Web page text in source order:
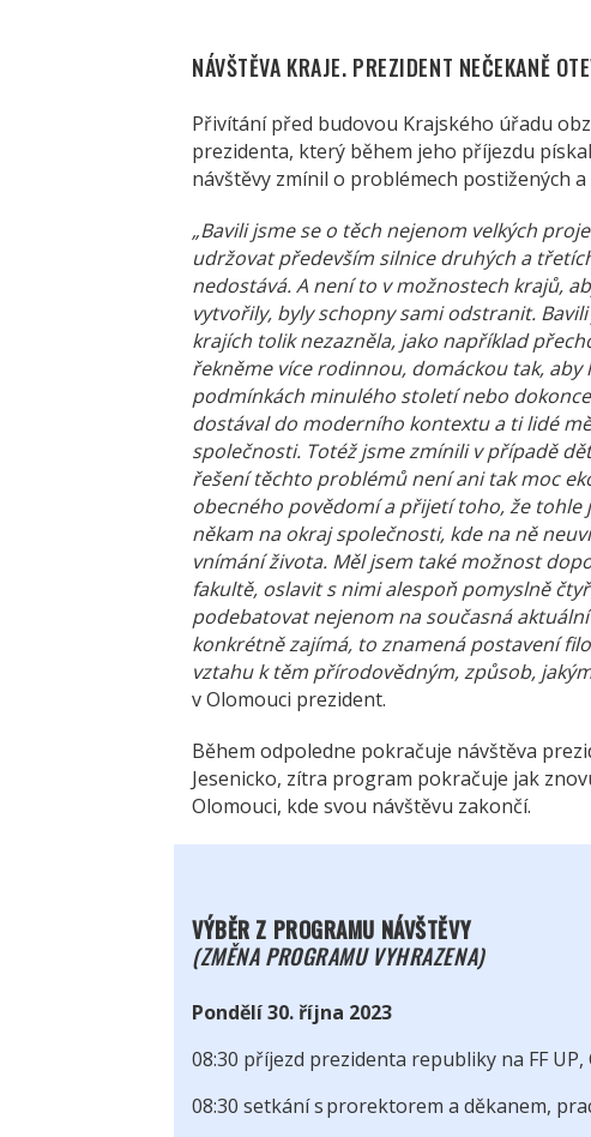
NÁVŠTĚVA KRAJE. PREZIDENT NEČEKANĚ
Přivítání před budovou Krajského úřadu
prezidenta, který během jeho příjezdu
návštěvy zmínil o problémech postižených
„Bavili jsme se o těch nejenom velkých
udržovat především silnice druhých a
nedostává. A není to v možnostech krajů,
vytvořily, byly schopny sami odstranit.
krajích tolik nezazněla, jako například
řekněme více rodinnou, domáckou tak,
podmínkách minulého století nebo
dostával do moderního kontextu a ti lidé
společnosti. Totéž jsme zmínili v případě
řešení těchto problémů není ani tak moc
obecného povědomí a přijetí toho, že
někam na okraj společnosti, kde na ně
vnímání života. Měl jsem také možnost
fakultě, oslavit s nimi alespoň pomyslně
podebatovat nejenom na současná
konkrétně zajímá, to znamená postavení
vztahu k těm přírodovědným, způsob,
v Olomouci prezident.
Během odpoledne pokračuje návštěva
Jesenicko, zítra program pokračuje jak
Olomouci, kde svou návštěvu zakončí.
VÝBĚR Z PROGRAMU NÁVŠTĚVY
(ZMĚNA PROGRAMU VYHRAZENA)
Pondělí 30. října 2023
08:30 příjezd prezidenta republiky na FF UP,
08:30 setkání s prorektorem a děkanem,